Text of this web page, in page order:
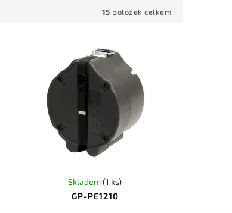
15 položek celkem
GP-PE1210
Skladem(1 ks)